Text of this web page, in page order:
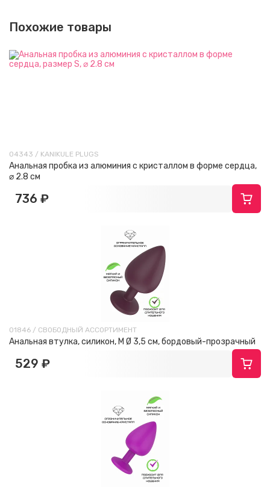
Похожие товары
04343 / KANIKULE PLUGS
Анальная пробка из алюминия с кристаллом в форме сердца,
⌀ 2.8 см
736 ₽
01846 / СВОБОДНЫЙ АССОРТИМЕНТ
Анальная втулка, силикон, M Ø 3,5 см, бордовый-прозрачный
529 ₽